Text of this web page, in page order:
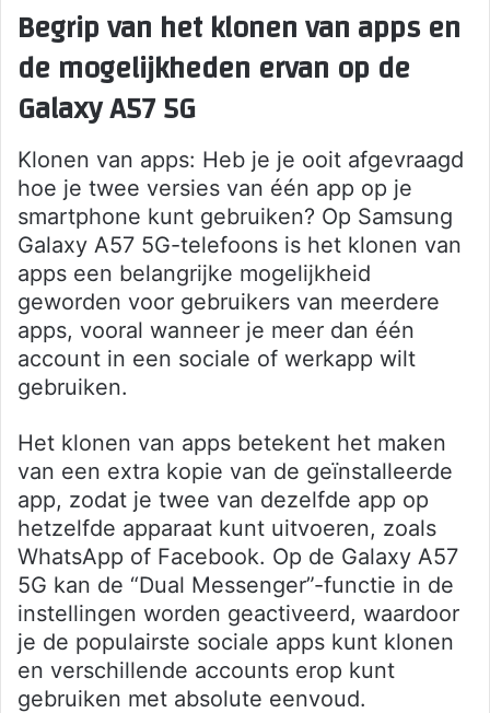
Begrip van het klonen van apps en
de mogelijkheden ervan op de
Galaxy A57 5G
Klonen van apps: Heb je je ooit afgevraagd
hoe je twee versies van één app op je
smartphone kunt gebruiken? Op Samsung
Galaxy A57 5G-telefoons is het klonen van
apps een belangrijke mogelijkheid
geworden voor gebruikers van meerdere
apps, vooral wanneer je meer dan één
account in een sociale of werkapp wilt
gebruiken.
Het klonen van apps betekent het maken
van een extra kopie van de geïnstalleerde
app, zodat je twee van dezelfde app op
hetzelfde apparaat kunt uitvoeren, zoals
WhatsApp of Facebook. Op de Galaxy A57
5G kan de “Dual Messenger”-functie in de
instellingen worden geactiveerd, waardoor
je de populairste sociale apps kunt klonen
en verschillende accounts erop kunt
gebruiken met absolute eenvoud.